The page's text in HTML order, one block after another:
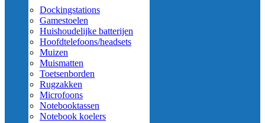
Dockingstations
Gamestoelen
Huishoudelijke batterijen
Hoofdtelefoons/headsets
Muizen
Muismatten
Toetsenborden
Rugzakken
Microfoons
Notebooktassen
Notebook koelers